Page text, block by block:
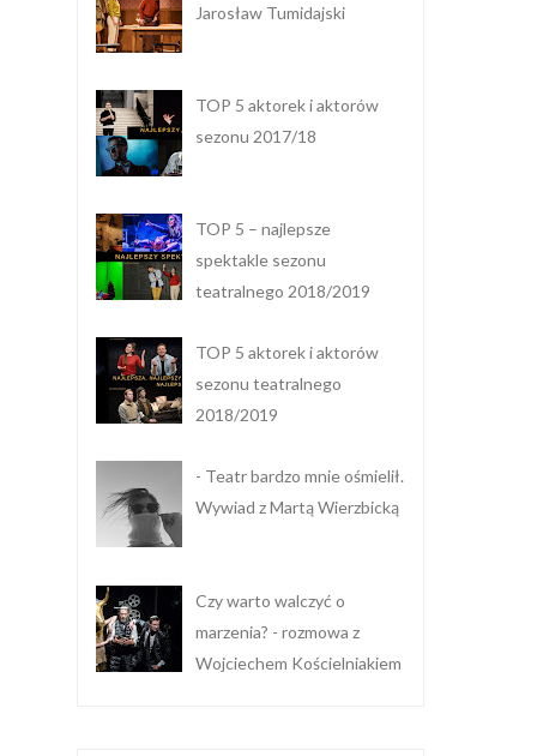
Jarosław Tumidajski
TOP 5 aktorek i aktorów
sezonu 2017/18
TOP 5 – najlepsze
spektakle sezonu
teatralnego 2018/2019
TOP 5 aktorek i aktorów
sezonu teatralnego
2018/2019
- Teatr bardzo mnie ośmielił.
Wywiad z Martą Wierzbicką
Czy warto walczyć o
marzenia? - rozmowa z
Wojciechem Kościelniakiem